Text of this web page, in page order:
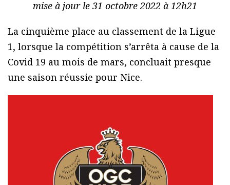
mise à jour le 31 octobre 2022 à 12h21
La cinquième place au classement de la Ligue
1, lorsque la compétition s’arrêta à cause de la
Covid 19 au mois de mars, concluait presque
une saison réussie pour Nice.